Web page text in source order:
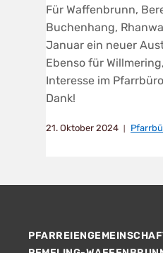
Für Waffenbrunn,
Buchenhang,
Januar ein neuer
Ebenso für
Interesse im
Dank!
21. Oktober 2024